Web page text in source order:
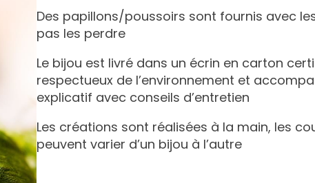
Des papillons/poussoirs sont fournis avec
pas les perdre
Le bijou est livré dans un écrin en carton
respectueux de l’environnement et
explicatif avec conseils d’entretien
Les créations sont réalisées à la main, les
peuvent varier d’un bijou à l’autre